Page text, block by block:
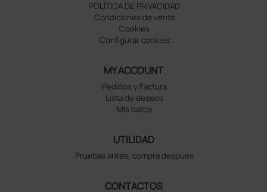
POLÍTICA DE PRIVACIDAD
Condiciones de venta
Cookies
Configurar cookies
MY ACCOUNT
Pedidos y Factura
Lista de deseos
Mis datos
UTILIDAD
Pruebas antes, compra despues
CONTACTOS